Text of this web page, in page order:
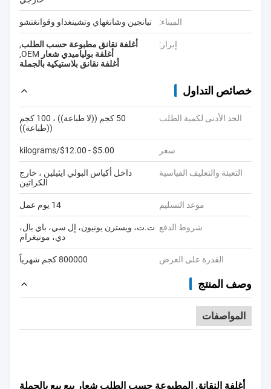
الميناء: تيانجين وشانغهاي وتشينغداو وقوانغتشو
إبراز: أغلفة نقانق مطبوعة حسب الطلب,
أغلفة بولياميدي شعار OEM
,
أغلفة نقانق بلاستيكية بالجملة
خصائص التداول
الحد الأدنى لكمية الطلب
50 كجم ((لا طباعة)) ، 100 كجم
((طباعة))
سعر $5.00 - $12.00/kilograms
التعبئة والتغليف القياسية
داخل أكياس البولي ايثيلين ، خارج
الكراتين
موعد التسليم 14 يوم عمل
شروط الدفع ت.ت، ويسترن يونيون، إل سي، باي بال،
دي، مونيغرام
القدرة على العرض 800000 كجم شهرياً
وصف المنتج
المواصفات
أغلفة النقانق المطبوعة حسب الطلب شعار بيع بيع بالجملة